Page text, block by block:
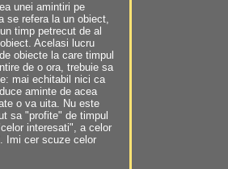
unei amintiri pe
se refera la un obiect,
timp petrecut de al
Acelasi lucru
obiecte la care timpul
de o ora, trebuie sa
mai echitabil nici ca
aminte de acea
o va uita. Nu este
sa "profite" de timpul
interesati", a celor
Imi cer scuze celor